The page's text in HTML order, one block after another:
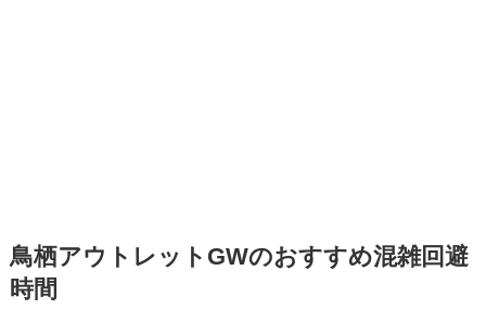
鳥栖アウトレットGWのおすすめ混雑回避
時間